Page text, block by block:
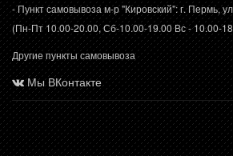
- Пункт самовывоза м-р "Кировский": г. Пермь,
(Пн-Пт 10.00-20.00, Сб-10.00-19.00 Вс - 10.00-
Другие пункты самовывоза
Мы ВКонтакте